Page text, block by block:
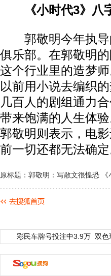
《小时代3》八
郭敬明今年执导
俱乐部。在郭敬明
这个行业里的造梦
以前用小说去编织
几百人的剧组通力
带来饱满的人生体
郭敬明则表示，电
前一切还都无法确定
原标题：郭敬明：写散文很惶恐 《
彩民车牌号投注中3.9万 双色